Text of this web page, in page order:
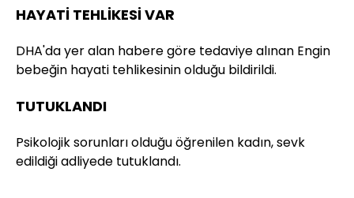
HAYATİ TEHLİKESİ VAR
DHA'da yer alan habere göre tedaviye alınan Engin
bebeğin hayati tehlikesinin olduğu bildirildi.
TUTUKLANDI
Psikolojik sorunları olduğu öğrenilen kadın, sevk
edildiği adliyede tutuklandı.